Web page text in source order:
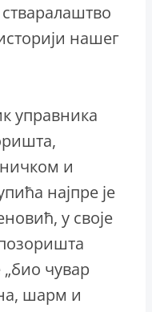
нашег
управника
и
најпре је
у своје
чувар
шарм и